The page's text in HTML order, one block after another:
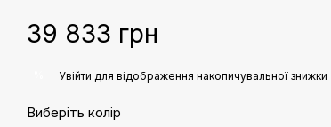
39 833 грн
Увійти для відображення накопичувальної знижки
Виберіть колір